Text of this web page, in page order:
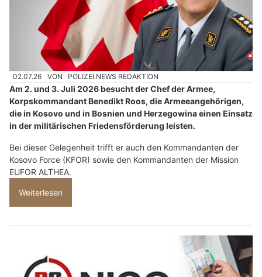
02.07.26 VON POLIZEI.NEWS REDAKTION
Am 2. und 3. Juli 2026 besucht der Chef der Armee,
Korpskommandant Benedikt Roos, die Armeeangehörigen,
die in Kosovo und in Bosnien und Herzegowina einen Einsatz
in der militärischen Friedensförderung leisten.
Bei dieser Gelegenheit trifft er auch den Kommandanten der
Kosovo Force (KFOR) sowie den Kommandanten der Mission
EUFOR ALTHEA.
Weiterlesen